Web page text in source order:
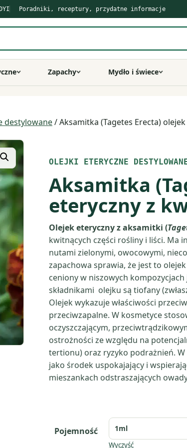
Poradniki, receptury, przydatne informacje
Zapachy Mydło i świece
destylowane/ Aksamitka (Tagetes Erecta)
OLEJKI ETERYCZNE
Aksamitka
eteryczny z
Olejek eteryczny z aksamitki (
kwitnących części rośliny i liści. Ma
nutami zielonymi, owocowymi,
zapachowa sprawia, że jest to
ceniony w niszowych
składnikami olejku są tiofany
Olejek wykazuje właściwości
przeciwzapalne. W kosmetyce
oczyszczającym,
ostrożności ze względu na
tertionu) oraz ryzyko podrażnień.
jako środek uspokajający i
mieszankach odstraszających
Pojemność
Wyczyść